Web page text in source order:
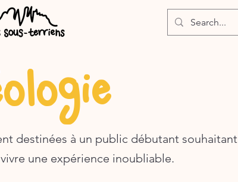
destinées à un public débutant souhaitant
une expérience inoubliable.